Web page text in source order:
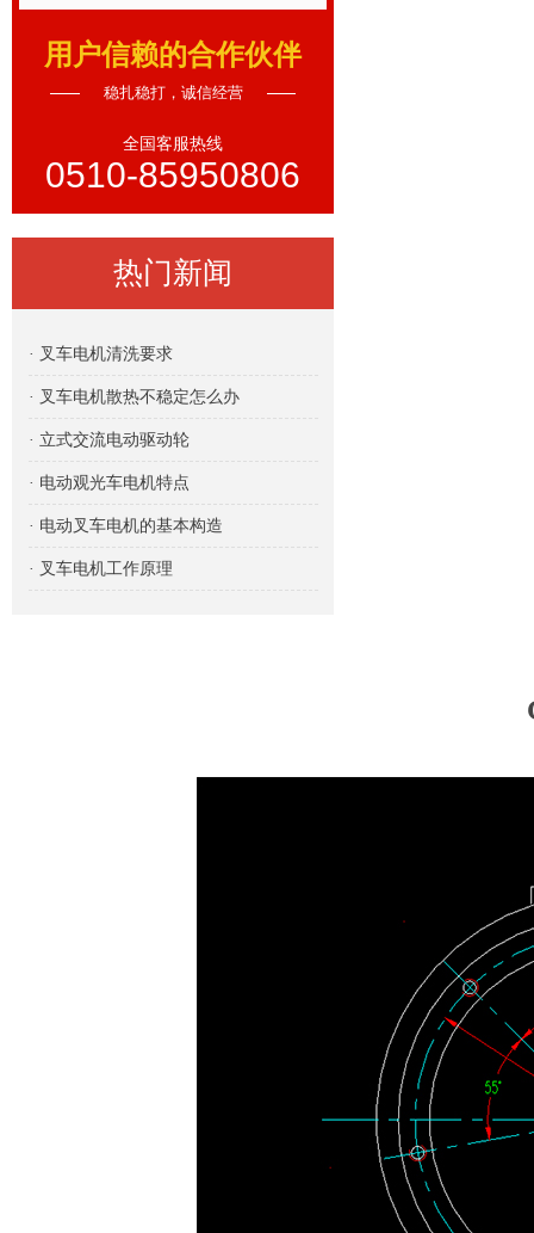
用户信赖的合作伙伴
稳扎稳打，诚信经营
全国客服热线
0510-85950806
热门新闻
· 叉车电机清洗要求
· 叉车电机散热不稳定怎么办
· 立式交流电动驱动轮
· 电动观光车电机特点
· 电动叉车电机的基本构造
· 叉车电机工作原理